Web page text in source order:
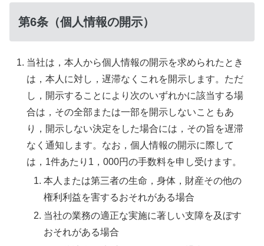
第6条（個人情報の開示）
当社は，本人から個人情報の開示を求められたとき
は，本人に対し，遅滞なくこれを開示します。ただ
し，開示することにより次のいずれかに該当する場
合は，その全部または一部を開示しないこともあ
り，開示しない決定をした場合には，その旨を遅滞
なく通知します。なお，個人情報の開示に際して
は，1件あたり1，000円の手数料を申し受けます。
本人または第三者の生命，身体，財産その他の
権利利益を害するおそれがある場合
当社の業務の適正な実施に著しい支障を及ぼす
おそれがある場合